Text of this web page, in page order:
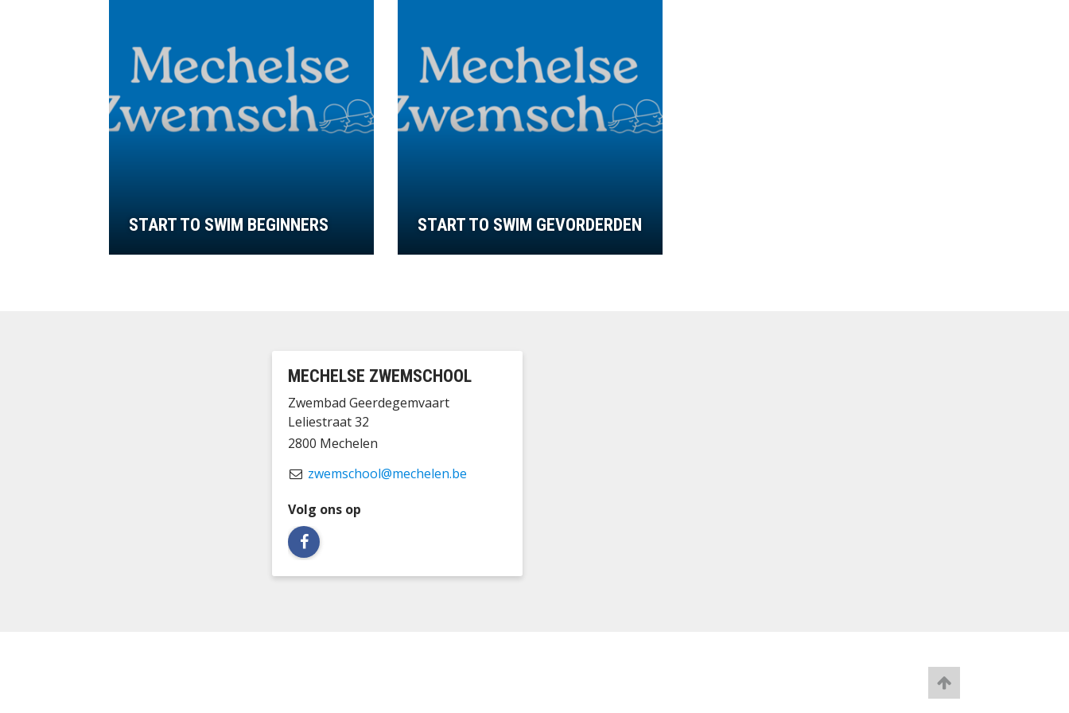
START TO SWIM BEGINNERS START TO SWIM GEVORDERDEN
MECHELSE ZWEMSCHOOL
Zwembad Geerdegemvaart
Leliestraat 32
2800 Mechelen
zwemschool@mechelen.be
Volg ons op